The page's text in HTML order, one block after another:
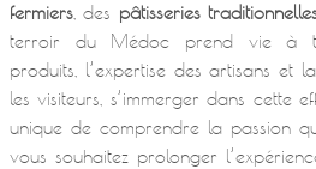
fermiers, des pâtisseries
terroir du Médoc prend vie à
produits, l’expertise des artisans et
les visiteurs, s’immerger dans cette
unique de comprendre la passion
vous souhaitez prolonger